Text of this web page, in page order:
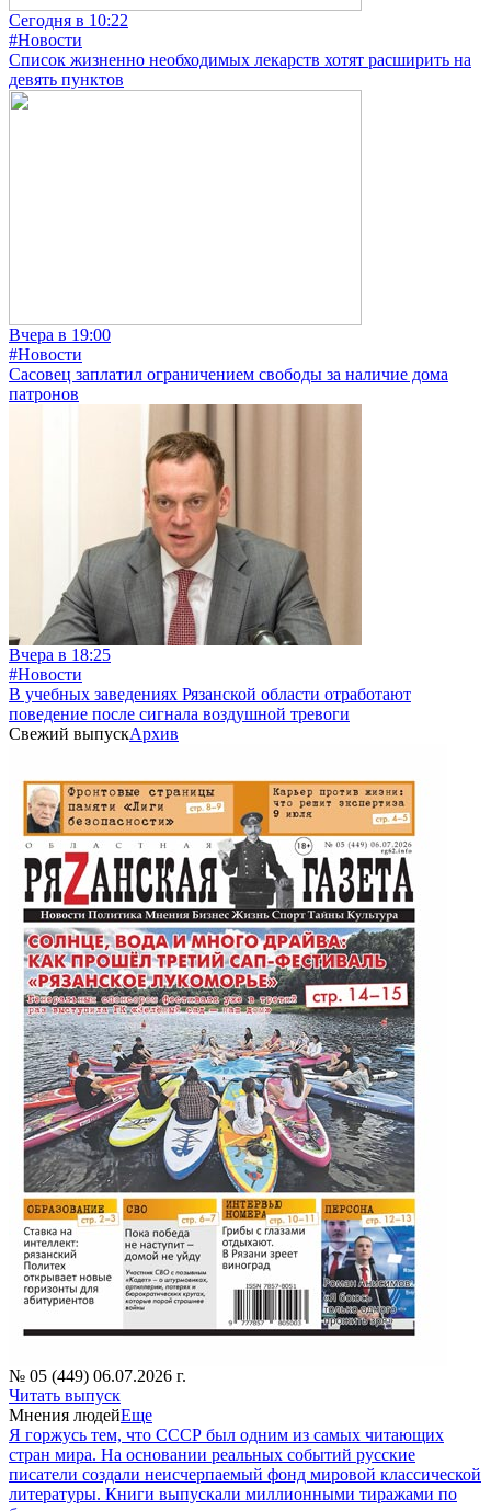
Сегодня в 10:22
#Новости
Список жизненно необходимых лекарств хотят расширить на
девять пунктов
Вчера в 19:00
#Новости
Сасовец заплатил ограничением свободы за наличие дома
патронов
Вчера в 18:25
#Новости
В учебных заведениях Рязанской области отработают
поведение после сигнала воздушной тревоги
Свежий выпускАрхив
№ 05 (449) 06.07.2026 г.
Читать выпуск
Мнения людейЕще
Я горжусь тем, что СССР был одним из самых читающих
стран мира. На основании реальных событий русские
писатели создали неисчерпаемый фонд мировой классической
литературы. Книги выпускали миллионными тиражами по